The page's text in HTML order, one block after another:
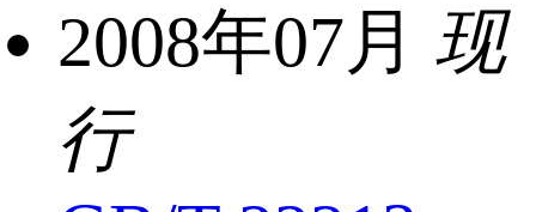
2008年07月 现
行